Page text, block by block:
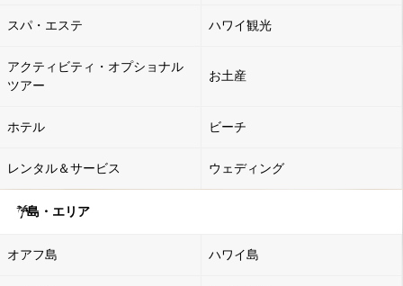
スパ・エステ ハワイ観光
アクティビティ・オプショナル
ツアー
お土産
ホテル ビーチ
レンタル＆サービス ウェディング
島・エリア
オアフ島 ハワイ島